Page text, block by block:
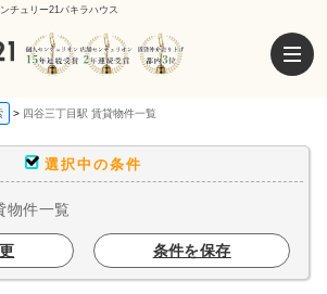
チュリー21パキラハウス
四谷三丁目駅 賃貸物件一覧
選択中の条件
物件一覧
条件を保存